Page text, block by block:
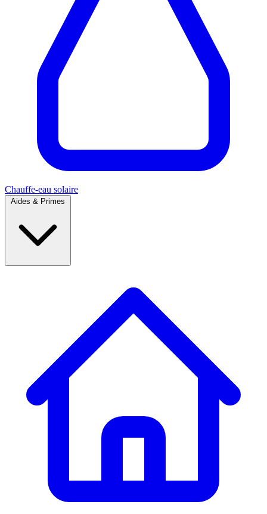
Chauffe-eau solaire